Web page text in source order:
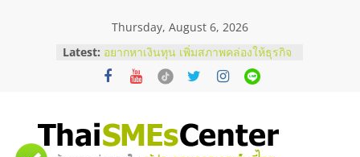
Thursday, August 6, 2026
Latest: อยากหาเงินทุน เพิ่มสภาพคล่องให้ธุรกิจ
เริ่มยังไงให้ผ่านฉลุย
สัมมนาออนไลน์ โอกาสบริหารสถานี
ThaiFranchise Meet Up จับคู่แฟรน
ไชส์ ครั้งที่ 8